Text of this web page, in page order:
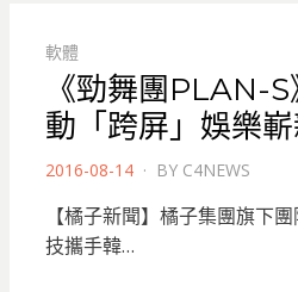
軟體
《勁舞團PLAN-
動「跨屏」娛樂
POSTED
2016-08-14 BY C4NEWS
【橘子新聞】橘子集團旗下
技攜手韓…